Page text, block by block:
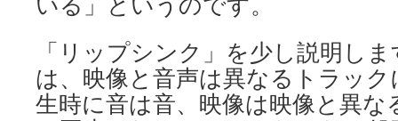
「リップシンク」を少し説明し
は、映像と音声は異なるトラッ
生時に音は音、映像は映像と異な